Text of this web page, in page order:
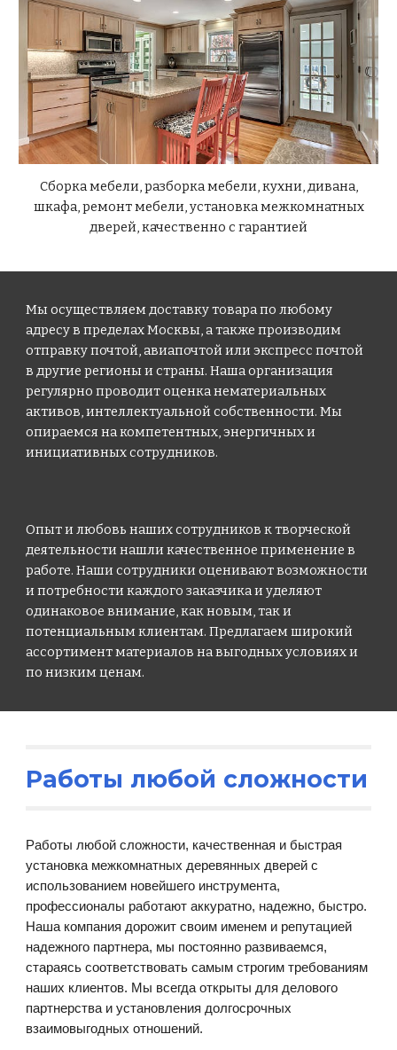
Сборка мебели, разборка мебели, кухни, дивана,
шкафа, ремонт мебели, установка межкомнатных
дверей, качественно с гарантией
Мы осуществляем доставку товара по любому
адресу в пределах Москвы, а также производим
отправку почтой, авиапочтой или экспресс почтой
в другие регионы и страны. Наша организация
регулярно проводит оценка нематериальных
активов, интеллектуальной собственности. Мы
опираемся на компетентных, энергичных и
инициативных сотрудников.
Опыт и любовь наших сотрудников к творческой
деятельности нашли качественное применение в
работе. Наши сотрудники оценивают возможности
и потребности каждого заказчика и уделяют
одинаковое внимание, как новым, так и
потенциальным клиентам. Предлагаем широкий
ассортимент материалов на выгодных условиях и
по низким ценам.
Работы любой сложности
Работы любой сложности, качественная и быстрая
установка межкомнатных деревянных дверей с
использованием новейшего инструмента,
профессионалы работают аккуратно, надежно, быстро.
Наша компания дорожит своим именем и репутацией
надежного партнера, мы постоянно развиваемся,
стараясь соответствовать самым строгим требованиям
наших клиентов. Мы всегда открыты для делового
партнерства и установления долгосрочных
взаимовыгодных отношений.